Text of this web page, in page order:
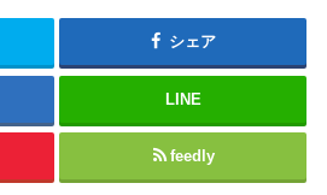
シェア
LINE
feedly